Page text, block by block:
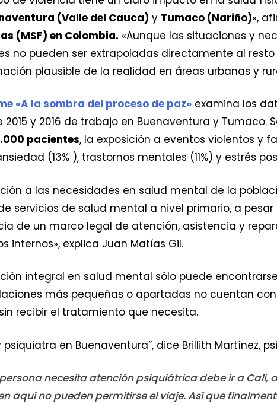
(Valle del Cauca) y Tumaco (Nariño)«,
(MSF) en Colombia. «Aunque las situaciones y
no pueden ser extrapoladas directamente al
plausible de la realidad en áreas urbanas y
«A la sombra del proceso de paz» examina los
2015 y 2016 de trabajo en Buenaventura y
pacientes, la exposición a eventos violentos y
(13% ), trastornos mentales (11%) y estrés
a las necesidades en salud mental de la
servicios de salud mental a nivel primario, a
de un marco legal de atención, asistencia y
internos», explica Juan Matías Gil.
integral en salud mental sólo puede
más pequeñas o apartadas no cuentan
recibir el tratamiento que necesita.
psiquiatra en Buenaventura”, dice Brillith Martínez,
persona necesita atención psiquiátrica debe ir a
aquí no pueden permitirse el viaje. Así que